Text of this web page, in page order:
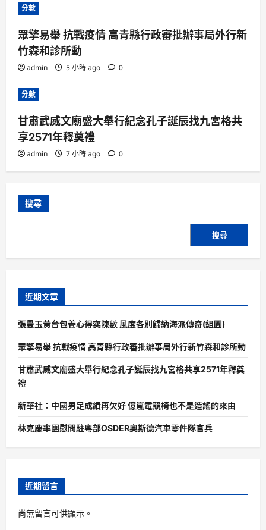
分數
眾擎易舉 抗戰疫情 高青縣行政審批辦事局外行新
竹森和診所動
admin 5 小時 ago 0
分數
甘肅武威文廟盛大舉行紀念孔子誕辰找九宮格共
享2571年釋奠禮
admin 7 小時 ago 0
搜尋
搜尋
近期文章
張曼玉黃台包養心得奕陳數 風度各別歸納海派傳奇(組圖)
眾擎易舉 抗戰疫情 高青縣行政審批辦事局外行新竹森和診所動
甘肅武威文廟盛大舉行紀念孔子誕辰找九宮格共享2571年釋奠
禮
新華社：中國男足成績再欠好 億嵐電競椅也不是造謠的來由
林克慶率團慰問駐粵部OSDER奧斯德汽車零件隊官兵
近期留言
尚無留言可供顯示。